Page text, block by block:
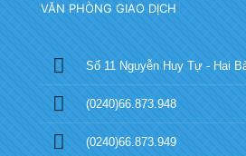
VĂN PHÒNG GIAO DỊCH
Số 11 Nguyễn Huy Tự - Hai
(0240)66.873.948
(0240)66.873.949